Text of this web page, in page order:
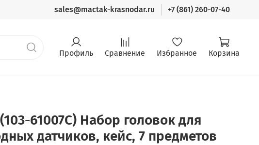
sales@mactak-krasnodar.ru +7 (861) 260-07-40
Профиль Сравнение Избранное Корзина
61007C) Набор головок для
датчиков, кейс, 7 предметов